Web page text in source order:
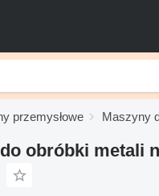
przemysłowe Maszyny
obróbki metali